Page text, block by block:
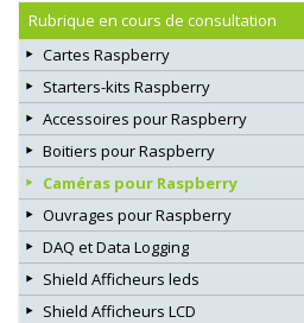
Rubrique en cours de consultation
Cartes Raspberry
Starters-kits Raspberry
Accessoires pour Raspberry
Boitiers pour Raspberry
Caméras pour Raspberry
Ouvrages pour Raspberry
DAQ et Data Logging
Shield Afficheurs leds
Shield Afficheurs LCD